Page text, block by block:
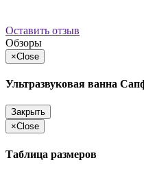
Оставить отзыв
Обзоры
×Close
Ультразвуковая ванна
Закрыть
×Close
Таблица размеров